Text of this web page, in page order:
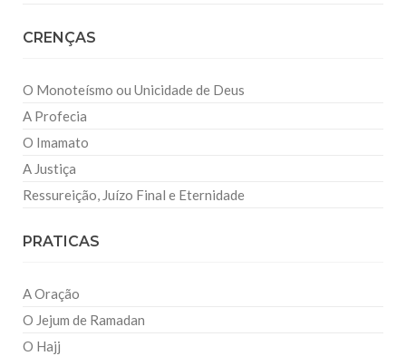
CRENÇAS
O Monoteísmo ou Unicidade de Deus
A Profecia
O Imamato
A Justiça
Ressureição, Juízo Final e Eternidade
PRATICAS
A Oração
O Jejum de Ramadan
O Hajj